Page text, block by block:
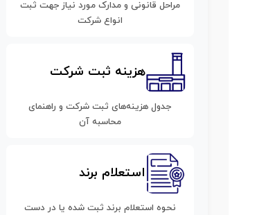
مراحل قانونی و مدارک مورد نیاز جهت ثبت
انواع شرکت
هزینه ثبت شرکت
جدول هزینه‌های ثبت شرکت و راهنمای
محاسبه آن
استعلام برند
نحوه استعلام برند ثبت شده یا در دست